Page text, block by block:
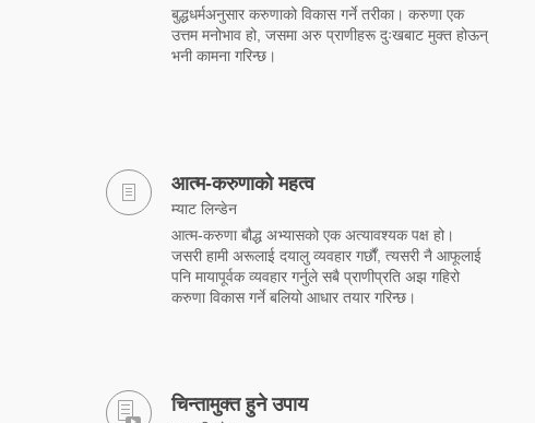
बुद्धधर्मअनुसार करुणाको विकास गर्ने तरीका। करुणा एक
उत्तम मनोभाव हो, जसमा अरु प्राणीहरू दुःखबाट मुक्त होऊन्
भनी कामना गरिन्छ।
आत्म-करुणाको महत्व
म्याट लिन्डेन
आत्म-करुणा बौद्ध अभ्यासको एक अत्यावश्यक पक्ष हो।
जसरी हामी अरूलाई दयालु व्यवहार गर्छौं, त्यसरी नै आफूलाई
पनि मायापूर्वक व्यवहार गर्नुले सबै प्राणीप्रति अझ गहिरो
करुणा विकास गर्ने बलियो आधार तयार गरिन्छ।
चिन्तामुक्त हुने उपाय